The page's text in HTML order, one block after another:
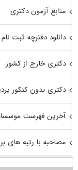
منابع آزمون دکتری
دانلود دفترچه ثبت
دکتری خارج از کشور
دکتری بدون کنکور
آخرین فهرست
مصاحبه با رتبه های